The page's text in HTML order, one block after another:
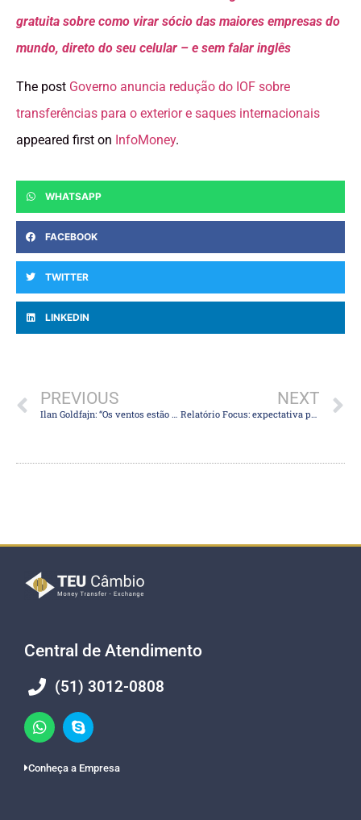
gratuita sobre como virar sócio das maiores empresas do
mundo, direto do seu celular – e sem falar inglês
The post Governo anuncia redução do IOF sobre
transferências para o exterior e saques internacionais
appeared first on InfoMoney.
WHATSAPP
FACEBOOK
TWITTER
LINKEDIN
PREVIOUS NEXT
Central de Atendimento
(51) 3012-0808
Conheça a Empresa